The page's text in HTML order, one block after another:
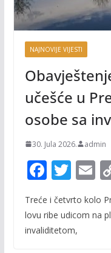
NAJNOVIJE VIJESTI
učešće u
osobe sa
30. Jula 2026. admin
F
e
b
T
itt
er
E
ai
Treće i četvrto kolo
lovu ribe udicom na
invaliditetom,